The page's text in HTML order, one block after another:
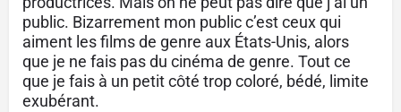
public. Bizarrement mon public c’est ceux qui
aiment les films de genre aux États-Unis, alors
que je ne fais pas du cinéma de genre. Tout ce
que je fais à un petit côté trop coloré, bédé, limite
exubérant.